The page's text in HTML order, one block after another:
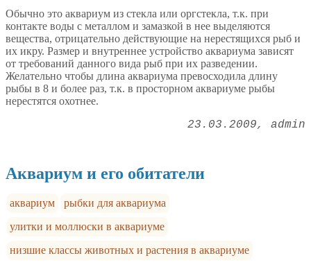
Обычно это аквариум из стекла или оргстекла, т.к. при
контакте воды с металлом и замазкой в нее выделяются
вещества, отрицательно действующие на нерестящихся рыб и
их икру. Размер и внутреннее устройство аквариума зависят
от требований данного вида рыб при их разведении.
Желательно чтобы длина аквариума превосходила длину
рыбы в 8 и более раз, т.к. в просторном аквариуме рыбы
нерестятся охотнее.
23.03.2009 admin
Аквариум и его обитатели
аквариум
рыбки для аквариума
улитки и моллюски в аквариуме
низшие классы животных и растения в аквариуме